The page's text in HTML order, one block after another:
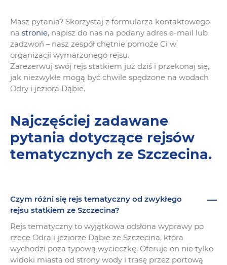
Masz pytania? Skorzystaj z formularza kontaktowego
na stronie, napisz do nas na podany adres e-mail lub
zadzwoń – nasz zespół chętnie pomoże Ci w
organizacji wymarzonego rejsu.
Zarezerwuj swój rejs statkiem już dziś i przekonaj się,
jak niezwykłe mogą być chwile spędzone na wodach
Odry i jeziora Dąbie.
Najczęściej zadawane
pytania dotyczące rejsów
tematycznych ze Szczecina.
Czym różni się rejs tematyczny od zwykłego
rejsu statkiem ze Szczecina?
Rejs tematyczny to wyjątkowa odsłona wyprawy po
rzece Odra i jeziorze Dąbie ze Szczecina, która
wychodzi poza typową wycieczkę. Oferuje on nie tylko
widoki miasta od strony wody i trasę przez portową